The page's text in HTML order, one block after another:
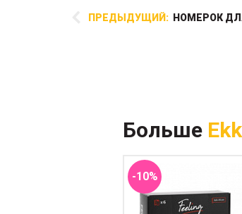
ПРЕДЫДУЩИЙ: НОМЕРОК
Больше
-10%
но всегда уточняйте
стартом у вашей